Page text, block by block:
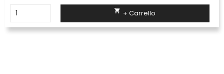
 + Carrello